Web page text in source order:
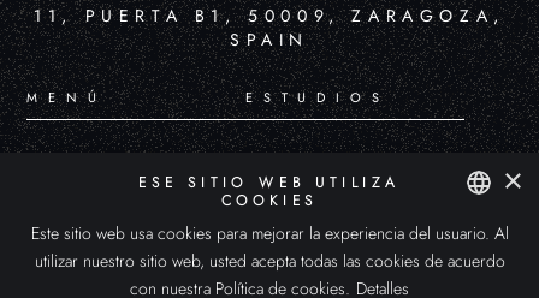
11, PUERTA B1, 50009, ZARAGOZA,
SPAIN
MENÚ
Portfolio
Blog
ESTUDIOS
XR & Metaverse
Digital Installations
Gaming
SPANISH
×
ESE SITIO WEB UTILIZA
COOKIES
Este sitio web usa cookies para mejorar la experiencia del usuario. Al
utilizar nuestro sitio web, usted acepta todas las cookies de acuerdo
con nuestra Política de cookies. Detalles